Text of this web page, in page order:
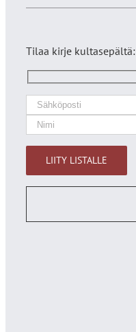
Tilaa kirje kultasepältä: